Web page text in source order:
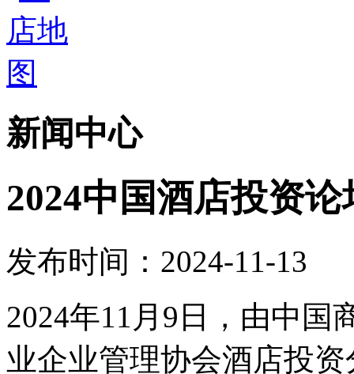
新闻中心
2024中国酒店投资
发布时间：2024-11-13
2024年11月9日，由中国
业企业管理协会酒店投